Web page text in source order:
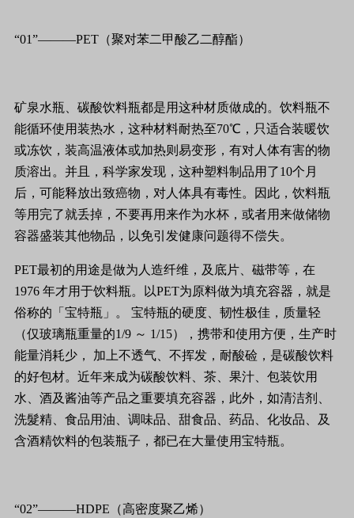
“01”———PET（聚对苯二甲酸乙二醇酯）
矿泉水瓶、碳酸饮料瓶都是用这种材质做成的。饮料瓶不
能循环使用装热水，这种材料耐热至70℃，只适合装暖饮
或冻饮，装高温液体或加热则易变形，有对人体有害的物
质溶出。并且，科学家发现，这种塑料制品用了10个月
后，可能释放出致癌物，对人体具有毒性。因此，饮料瓶
等用完了就丢掉，不要再用来作为水杯，或者用来做储物
容器盛装其他物品，以免引发健康问题得不偿失。
PET最初的用途是做为人造纤维，及底片、磁带等，在
1976 年才用于饮料瓶。以PET为原料做为填充容器，就是
俗称的「宝特瓶」。 宝特瓶的硬度、韧性极佳，质量轻
（仅玻璃瓶重量的1/9 ～ 1/15），携带和使用方便，生产时
能量消耗少， 加上不透气、不挥发，耐酸硷，是碳酸饮料
的好包材。近年来成为碳酸饮料、茶、果汁、包装饮用
水、酒及酱油等产品之重要填充容器，此外，如清洁剂、
洗髮精、食品用油、调味品、甜食品、药品、化妆品、及
含酒精饮料的包装瓶子，都已在大量使用宝特瓶。
“02”———HDPE（高密度聚乙烯）